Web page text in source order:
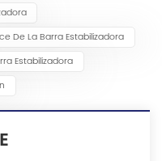
De La Barra Estabilizadora
Estabilizadora